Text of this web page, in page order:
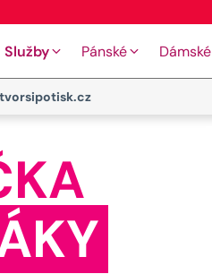
Služby Pánské Dámské